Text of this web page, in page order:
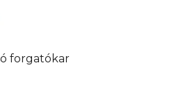
forgatókar